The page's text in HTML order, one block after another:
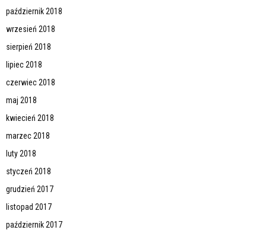
październik 2018
wrzesień 2018
sierpień 2018
lipiec 2018
czerwiec 2018
maj 2018
kwiecień 2018
marzec 2018
luty 2018
styczeń 2018
grudzień 2017
listopad 2017
październik 2017